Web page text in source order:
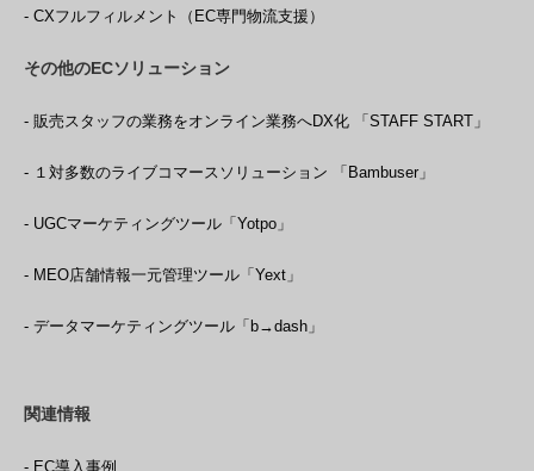
- CXフルフィルメント（EC専門物流支援）
その他のECソリューション
- 販売スタッフの業務をオンライン業務へDX化 「STAFF START」
- １対多数のライブコマースソリューション 「Bambuser」
- UGCマーケティングツール「Yotpo」
- MEO店舗情報一元管理ツール「Yext」
- データマーケティングツール「b→dash」
関連情報
- EC導入事例